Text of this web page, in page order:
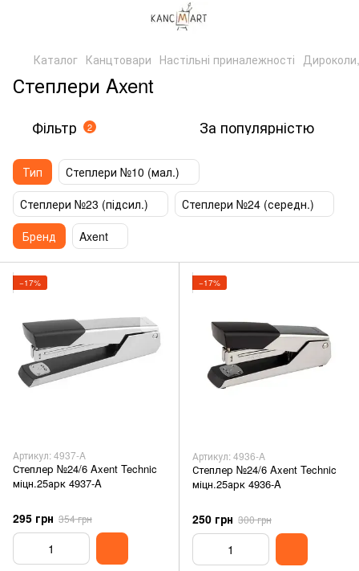
Каталог Канцтовари Настільні приналежності
Степлери Axent
Фільтр 2 За популярністю
Тип
Степлери №10 (мал.)
Степлери №23 (підсил.)
Степлери №24 (середн.)
Бренд
Axent
−17%
Артикул: 4937-A
Степлер №24/6 Axent Technic
міцн.25арк 4937-A
295 грн 354 грн
−17%
Артикул: 4936-A
Степлер №24/6 Axent Technic
міцн.25арк 4936-A
250 грн 300 грн